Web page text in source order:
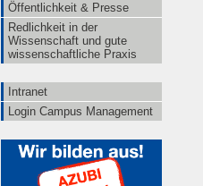
Öffentlichkeit & Presse
Redlichkeit in der
Wissenschaft und gute
wissenschaftliche Praxis
Intranet
Login Campus Management